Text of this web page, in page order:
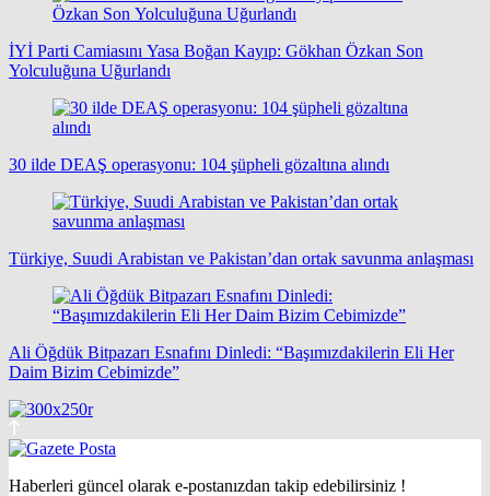
İYİ Parti Camiasını Yasa Boğan Kayıp: Gökhan Özkan Son
Yolculuğuna Uğurlandı
30 ilde DEAŞ operasyonu: 104 şüpheli gözaltına alındı
Türkiye, Suudi Arabistan ve Pakistan’dan ortak savunma anlaşması
Ali Öğdük Bitpazarı Esnafını Dinledi: “Başımızdakilerin Eli Her
Daim Bizim Cebimizde”
Haberleri güncel olarak e-postanızdan takip edebilirsiniz !